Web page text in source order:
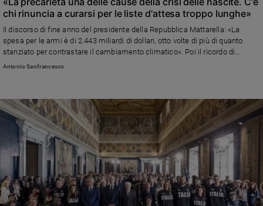
chi rinuncia a curarsi per le liste d'attesa troppo lunghe»
Il discorso di fine anno del presidente della Repubblica Mattarella: «La
spesa per le armi è di 2.443 miliardi di dollari, otto volte di più di quanto
stanziato per contrastare il cambiamento climatico». Poi il ricordo di
Sammy Basso che ci ha «insegnato a vivere una vita piena, oltre ogni
Antonio Sanfrancesco